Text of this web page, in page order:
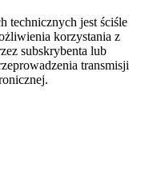
technicznych jest ściśle
korzystania z
subskrybenta lub
transmisji